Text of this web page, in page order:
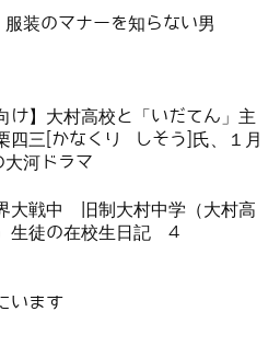
装のマナーを知らない男
け】大村高校と「いだてん」主
四三[かなくり しそう]氏、１月
河ドラマ
大戦中 旧制大村中学（大村高
生徒の在校生日記 4
います